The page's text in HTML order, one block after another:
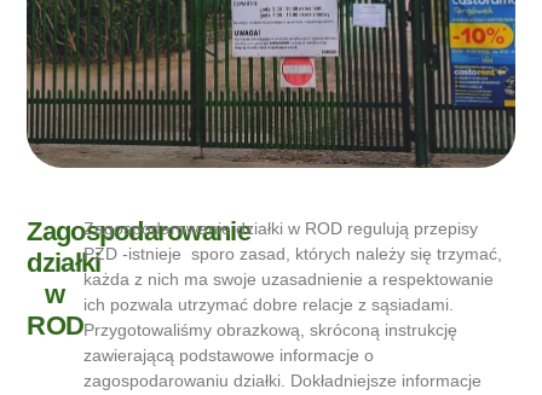
Zagospodarowanie
działki
w
ROD
Zagospodarowanie działki w ROD regulują przepisy
PZD -istnieje sporo zasad, których należy się trzymać,
każda z nich ma swoje uzasadnienie a respektowanie
ich pozwala utrzymać dobre relacje z sąsiadami.
Przygotowaliśmy obrazkową, skróconą instrukcję
zawierającą podstawowe informacje o
zagospodarowaniu działki. Dokładniejsze informacje